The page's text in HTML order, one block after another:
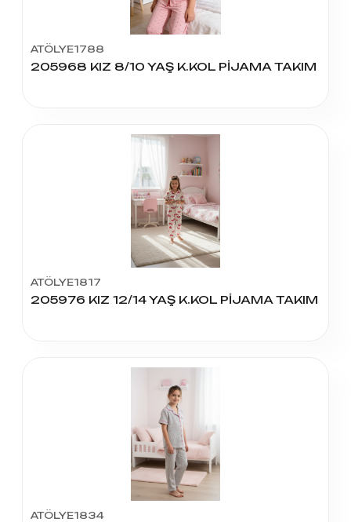
ATÖLYE1788
205968 KIZ 8/10 YAŞ K.KOL PİJAMA TAKIM
ATÖLYE1817
205976 KIZ 12/14 YAŞ K.KOL PİJAMA TAKIM
ATÖLYE1834